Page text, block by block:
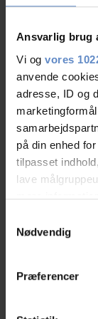
Ansvarlig brug
Vi og vores
anvende
adresse, ID og
på din enhed
tilpasset
lave
mere
tilbage eller
Nødvendig
Præferencer